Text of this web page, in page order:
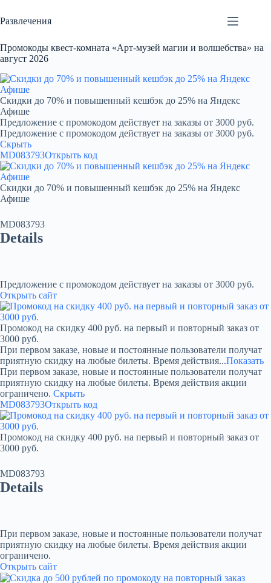
к
сути
Развлечения
Промокоды квест-комната «Арт-музей магии и волшебства» на
август 2026
Скидки до 70% и повышенный кешбэк до 25% на Яндекс
Афише
Предложение с промокодом действует на заказы от 3000 руб.
Предложение с промокодом действует на заказы от 3000 руб.
Скрыть
MD083793Открыть код
Скидки до 70% и повышенный кешбэк до 25% на Яндекс
Афише
MD083793
Details
Предложение с промокодом действует на заказы от 3000 руб.
Открыть сайт
Промокод на скидку 400 руб. на первый и повторный заказ от
3000 руб.
При первом заказе, новые и постоянные пользователи получат
приятную скидку на любые билеты. Время действия...Показать
При первом заказе, новые и постоянные пользователи получат
приятную скидку на любые билеты. Время действия акции
ограничено. Скрыть
MD083793Открыть код
Промокод на скидку 400 руб. на первый и повторный заказ от
3000 руб.
MD083793
Details
При первом заказе, новые и постоянные пользователи получат
приятную скидку на любые билеты. Время действия акции
ограничено.
Открыть сайт